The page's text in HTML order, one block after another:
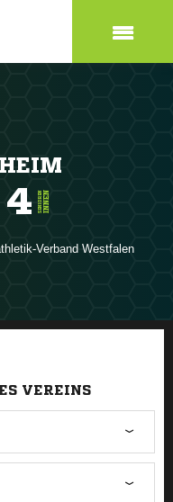
4 SENIORENINNEN
Verband Westfalen
VEREINS